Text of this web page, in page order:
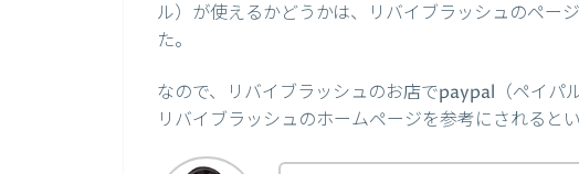
ル）が使えるかどうかは、リバイブラッシュのペー
た。
なので、リバイブラッシュのお店でpaypal（ペイパ
リバイブラッシュのホームページを参考にされるとい